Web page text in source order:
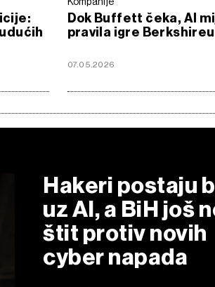
Dok Buffett čeka, AI
pravila igre Berkshireu
07.05.2026
Hakeri postaju
uz AI, a BiH još
štit protiv novih
cyber napada